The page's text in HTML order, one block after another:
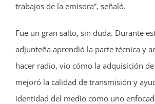
trabajos de la emisora”, señaló.
Fue un gran salto, sin duda. Durante
adjunteña aprendió la parte técnica y
hacer radio, vio cómo la adquisición
mejoró la calidad de transmisión y
identidad del medio como uno